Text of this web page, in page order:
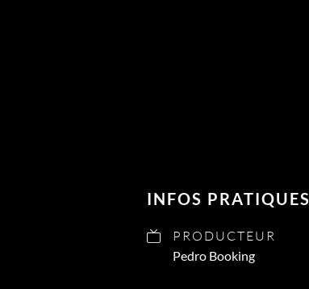
INFOS PRATIQUES
PRODUCTEUR
Pedro Booking